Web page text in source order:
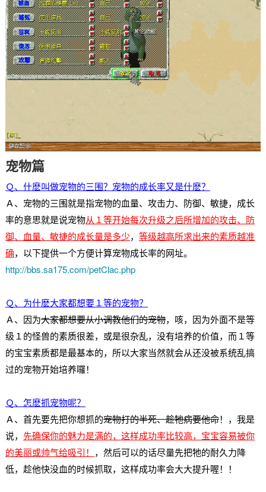
宠物篇
Ｑ、什麽叫做宠物的三围？宠物的成长率又是什麽？
Ａ、宠物的三围就是指宠物的血量、攻击力、防御、敏捷，成长
率的意思就是说宠物从１等开始每次升级之后所增加的攻击、防
御、血量、敏捷的成长量是多少， 等级越高所求出来的素质越准
确，以下提供一个方便计算宠物成长率的网址。
http://bbs.sa175.com/petClac.php
Ｑ、为什麽大家都想要１等的宠物？
Ａ、因为大家都想要从小调教他们的宠物，咳，因为外面不是等
级１的怪兽的素质很差，或是很杂乱，没有培养的价值，而１等
的宝宝素质都是最基本的，所以大家当然就会从还没被系统乱搞
过的宠物开始培养囉！
Ｑ、怎麽抓宠物呢？
Ａ、首先要先把你想抓的宠物打的半死、趁牠病要他命！，我是
说， 先确保你的魅力是满的，这样成功率比较高，宝宝容易被你
的美丽或帅气给吸引！ ，然后可以的话尽量先把牠的耐久力降
低，趁他快没血的时候抓取，这样成功率会大大提升喔！！